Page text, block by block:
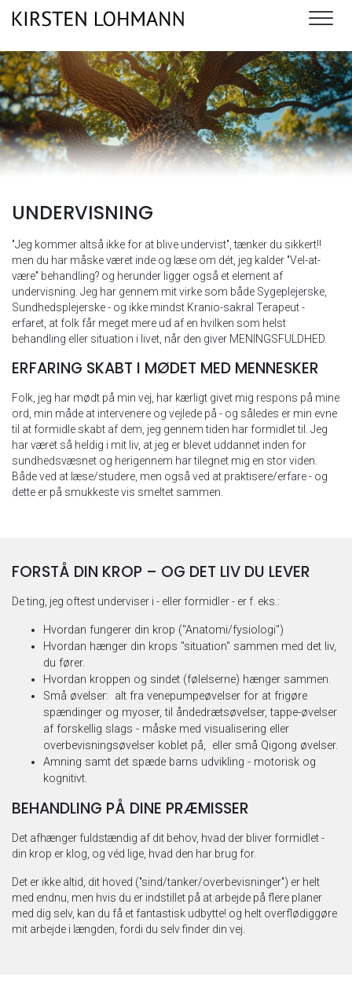
Gå
UNDERVISNING​
"Jeg kommer altså ikke for at blive undervist", tænker du sikkert!!
men du har måske været inde og læse om dét, jeg kalder "Vel-at-
være" behandling? og herunder ligger også et element af
undervisning.​ Jeg har gennem mit virke som både Sygeplejerske,
Sundhedsplejerske - og ikke mindst Kranio-sakral Terapeut​ -
erfaret, at folk får meget mere ud af en hvilken som helst
behandling eller situation i livet, når den giver MENINGSFULDHED.
ERFARING SKABT I MØDET MED MENNESKER
Folk, jeg har mødt på min vej, har kærligt givet mig respons på mine
ord, min måde at intervenere og vejlede på - og således er min evne
til at formidle skabt af dem, jeg gennem tiden har formidlet til. Jeg
har været så heldig i mit liv, at jeg er blevet uddannet inden for
sundhedsvæsnet og herigennem har tilegnet mig en stor viden.
Både ved at læse/studere, men også ved at praktisere/erfare - og
dette er på smukkeste vis smeltet sammen.
FORSTÅ DIN KROP – OG DET LIV DU LEVER
De ting, jeg oftest underviser i - eller formidler - er f. eks.:
Hvordan fungerer din krop ("Anatomi/fysiologi")
Hvordan hænger din krops "situation" sammen med det liv,
du fører.
Hvordan kroppen og sindet (følelserne) hænger sammen.
Små øvelser: alt fra venepumpeøvelser for at frigøre
spændinger og myoser, til åndedrætsøvelser, tappe-øvelser
af forskellig slags - måske med visualisering eller
overbevisningsøvelser koblet på, eller små Qigong øvelser.
Amning samt det spæde barns udvikling - motorisk og
kognitivt.
BEHANDLING PÅ DINE PRÆMISSER
Det afhænger fuldstændig af dit behov, hvad der bliver formidlet -
din krop er klog, og véd lige, hvad den har brug for.
Det er ikke altid, dit hoved ("sind/tanker/overbevisninger") er helt
med endnu, men hvis du er indstillet på at arbejde på flere planer
med dig selv, kan du få et fantastisk udbytte! og helt overflødiggøre
mit arbejde i længden, fordi du selv finder din vej.